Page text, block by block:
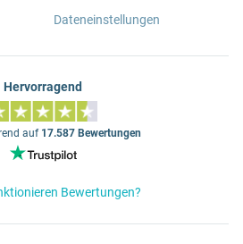
Dateneinstellungen
Hervorragend
auf 17.587 Bewertungen
Bewertungen?